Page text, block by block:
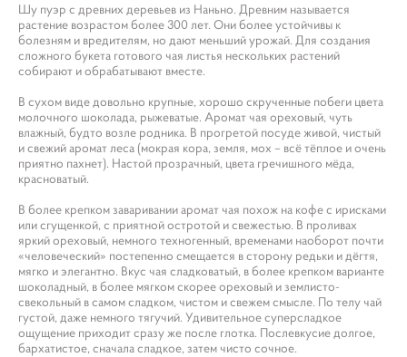
Шу пуэр с древних деревьев из Наньно. Древним называется
растение возрастом более 300 лет. Они более устойчивы к
болезням и вредителям, но дают меньший урожай. Для создания
сложного букета готового чая листья нескольких растений
собирают и обрабатывают вместе.
В сухом виде довольно крупные, хорошо скрученные побеги цвета
молочного шоколада, рыжеватые. Аромат чая ореховый, чуть
влажный, будто возле родника. В прогретой посуде живой, чистый
и свежий аромат леса (мокрая кора, земля, мох – всё тёплое и очень
приятно пахнет). Настой прозрачный, цвета гречишного мёда,
красноватый.
В более крепком заваривании аромат чая похож на кофе с ирисками
или сгущенкой, с приятной остротой и свежестью. В проливах
яркий ореховый, немного техногенный, временами наоборот почти
«человеческий» постепенно смещается в сторону редьки и дёгтя,
мягко и элегантно. Вкус чая сладковатый, в более крепком варианте
шоколадный, в более мягком скорее ореховый и землисто-
свекольный в самом сладком, чистом и свежем смысле. По телу чай
густой, даже немного тягучий. Удивительное суперсладкое
ощущение приходит сразу же после глотка. Послевкусие долгое,
бархатистое, сначала сладкое, затем чисто сочное.